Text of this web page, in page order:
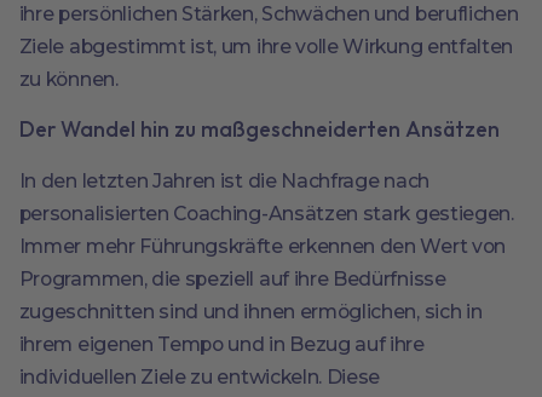
ihre persönlichen Stärken, Schwächen und beruflichen
Ziele abgestimmt ist, um ihre volle Wirkung entfalten
zu können.
Der Wandel hin zu maßgeschneiderten Ansätzen
In den letzten Jahren ist die Nachfrage nach
personalisierten Coaching-Ansätzen stark gestiegen.
Immer mehr Führungskräfte erkennen den Wert von
Programmen, die speziell auf ihre Bedürfnisse
zugeschnitten sind und ihnen ermöglichen, sich in
ihrem eigenen Tempo und in Bezug auf ihre
individuellen Ziele zu entwickeln. Diese